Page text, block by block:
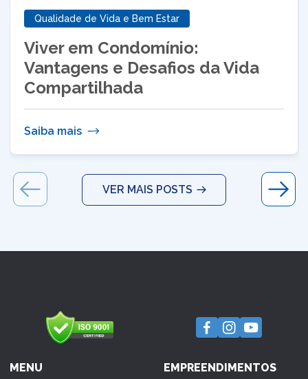
Qualidade de Vida e Bem Estar
Viver em Condomínio:
Vantagens e Desafios da Vida
Compartilhada
Saiba mais
VER MAIS POSTS
MENU
EMPREENDIMENTOS